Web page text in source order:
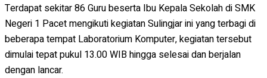
Terdapat sekitar 86 Guru beserta Ibu Kepala Sekolah di SMK
Negeri 1 Pacet mengikuti kegiatan Sulingjar ini yang terbagi di
beberapa tempat Laboratorium Komputer, kegiatan tersebut
dimulai tepat pukul 13.00 WIB hingga selesai dan berjalan
dengan lancar.